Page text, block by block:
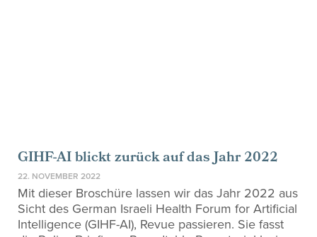
GIHF-AI blickt zurück auf das Jahr 2022
22. NOVEMBER 2022
Mit dieser Broschüre lassen wir das Jahr 2022 aus
Sicht des German Israeli Health Forum for Artificial
Intelligence (GIHF-AI), Revue passieren. Sie fasst